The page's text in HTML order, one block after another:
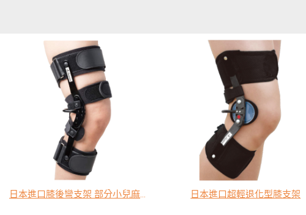
日本進口膝後彎支架 部分小兒麻痺患者可用 日本進口超輕退化型膝支架